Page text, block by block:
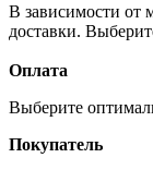
В зависимости от
доставки.
Оплата
Выберите
Покупатель